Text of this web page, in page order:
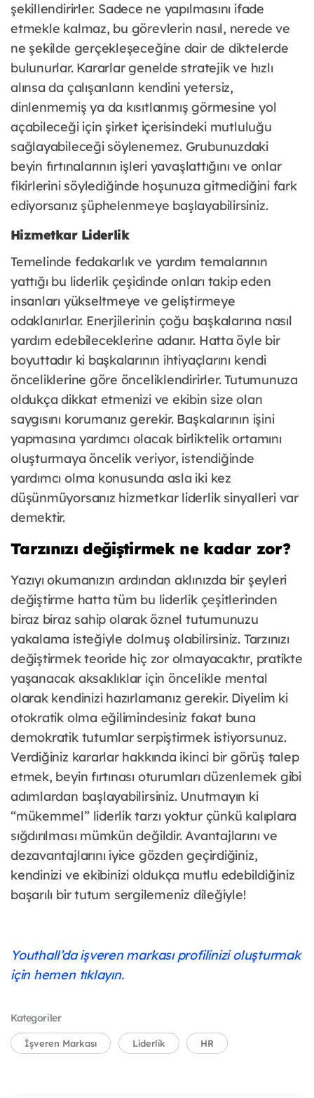
şekillendirirler. Sadece ne yapılmasını ifade
etmekle kalmaz, bu görevlerin nasıl, nerede ve
ne şekilde gerçekleşeceğine dair de diktelerde
bulunurlar. Kararlar genelde stratejik ve hızlı
alınsa da çalışanların kendini yetersiz,
dinlenmemiş ya da kısıtlanmış görmesine yol
açabileceği için şirket içerisindeki mutluluğu
sağlayabileceği söylenemez. Grubunuzdaki
beyin fırtınalarının işleri yavaşlattığını ve onlar
fikirlerini söylediğinde hoşunuza gitmediğini fark
ediyorsanız şüphelenmeye başlayabilirsiniz.
Hizmetkar Liderlik
Temelinde fedakarlık ve yardım temalarının
yattığı bu liderlik çeşidinde onları takip eden
insanları yükseltmeye ve geliştirmeye
odaklanırlar. Enerjilerinin çoğu başkalarına nasıl
yardım edebileceklerine adanır. Hatta öyle bir
boyuttadır ki başkalarının ihtiyaçlarını kendi
önceliklerine göre önceliklendirirler. Tutumunuza
oldukça dikkat etmenizi ve ekibin size olan
saygısını korumanız gerekir. Başkalarının işini
yapmasına yardımcı olacak birliktelik ortamını
oluşturmaya öncelik veriyor, istendiğinde
yardımcı olma konusunda asla iki kez
düşünmüyorsanız hizmetkar liderlik sinyalleri var
demektir.
Tarzınızı değiştirmek ne kadar zor?
Yazıyı okumanızın ardından aklınızda bir şeyleri
değiştirme hatta tüm bu liderlik çeşitlerinden
biraz biraz sahip olarak öznel tutumunuzu
yakalama isteğiyle dolmuş olabilirsiniz. Tarzınızı
değiştirmek teoride hiç zor olmayacaktır, pratikte
yaşanacak aksaklıklar için öncelikle mental
olarak kendinizi hazırlamanız gerekir. Diyelim ki
otokratik olma eğilimindesiniz fakat buna
demokratik tutumlar serpiştirmek istiyorsunuz.
Verdiğiniz kararlar hakkında ikinci bir görüş talep
etmek, beyin fırtınası oturumları düzenlemek gibi
adımlardan başlayabilirsiniz. Unutmayın ki
“mükemmel” liderlik tarzı yoktur çünkü kalıplara
sığdırılması mümkün değildir. Avantajlarını ve
dezavantajlarını iyice gözden geçirdiğiniz,
kendinizi ve ekibinizi oldukça mutlu edebildiğiniz
başarılı bir tutum sergilemeniz dileğiyle!
Youthall’da işveren markası profilinizi oluşturmak
için hemen tıklayın.
Kategoriler
İşveren Markası Liderlik HR